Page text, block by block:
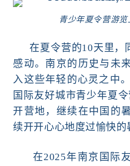
青少年夏令营游
在夏令营的10天里，
感动。南京的历史与未
入这些年轻的心灵之中
国际友好城市青少年夏令
开营地，继续在中国的
续开开心心地度过愉快的
在2025年南京国际